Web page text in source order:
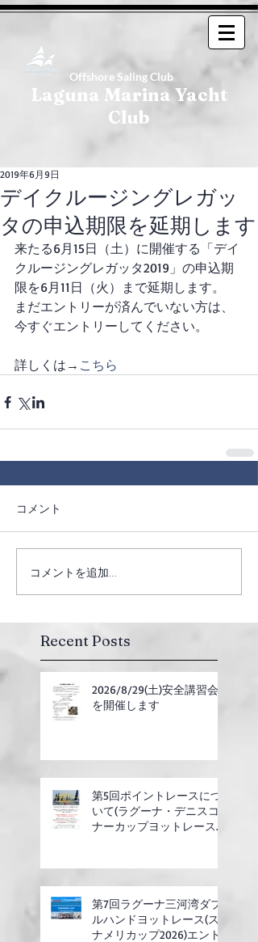
Offshore Saling Club
Laguna Marina Yacht
Club
デイクルージングレガッ
タの申込期限を延期します
2019年6月9日
来たる6月15日（土）に開催する「デイ
クルージングレガッタ2019」の申込期
限を6月11日（火）まで延期します。
まだエントリーが済んでいない方は、
今すぐエントリーしてください。
詳しくは→ こちら
コメント
コメントを追加…
Recent Posts
2026/8/29(土)安全講習会
を開催します
第5回ポイントレースにつ
いて(ラグーナ・デニスコ
ナーカップヨットレース合
第7回ラグーナ三河湾ダブ
ルハンドヨットレース(ス
ナメリカップ2026)エント